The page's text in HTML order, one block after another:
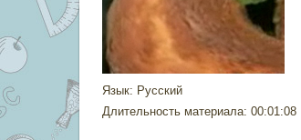
Язык: Русский
Длительность материала: 00:01:08